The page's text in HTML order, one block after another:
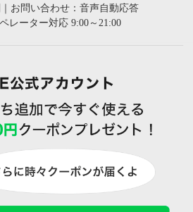
お問い合わせ：音声自動応答
レーター対応 9:00～21:00